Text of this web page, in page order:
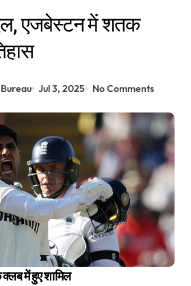
एजबेस्टन में शतक
Jul 3, 2025 No Comments
में हुए शामिल